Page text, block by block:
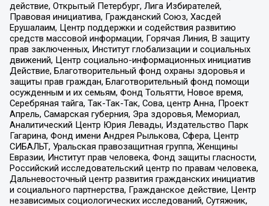
действие, Открытый Петербург, Лига Избирателей,
Правовая инициатива, Гражданский Союз, Хасдей
Ерушалаим, Центр поддержки и содействия развитию
средств массовой информации, Горячая Линия, В защиту
прав заключенных, Институт глобализации и социальных
движений, Центр социально-информационных инициатив
Действие, Благотворительный фонд охраны здоровья и
защиты прав граждан, Благотворительный фонд помощи
осужденным и их семьям, Фонд Тольятти, Новое время,
Серебряная тайга, Так-Так-Так, Сова, центр Анна, Проект
Апрель, Самарская губерния, Эра здоровья, Мемориал,
Аналитический Центр Юрия Левады, Издательство Парк
Гагарина, Фонд имени Андрея Рылькова, Сфера, Центр
СИБАЛЬТ, Уральская правозащитная группа, Женщины
Евразии, Институт прав человека, Фонд защиты гласности,
Российский исследовательский центр по правам человека,
Дальневосточный центр развития гражданских инициатив
и социального партнерства, Гражданское действие, Центр
независимых социологических исследований, Сутяжник,